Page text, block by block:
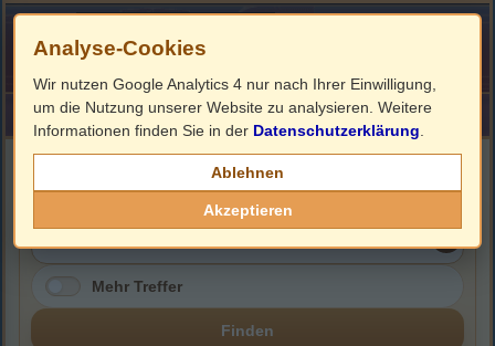
HOME ImpressumLinks
Thomas Thieme
Mehr Treffer
Finden
Analyse-Cookies
Wir nutzen Google Analytics 4 nur nach Ihrer Einwilligung,
um die Nutzung unserer Website zu analysieren. Weitere
Informationen finden Sie in der Datenschutzerklärung
Ablehnen
Akzeptieren